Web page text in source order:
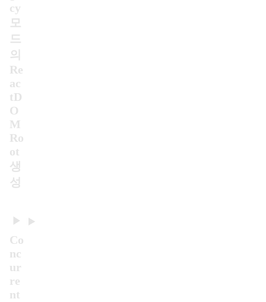
cy
모
드
의
Re
ac
tD
O
M
Ro
ot
생
성
Co
nc
ur
re
nt